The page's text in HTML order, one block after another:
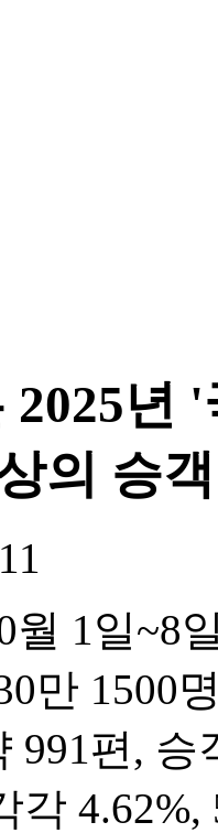
2025년
의 승
월 1일~8
만 1500
991편,
각